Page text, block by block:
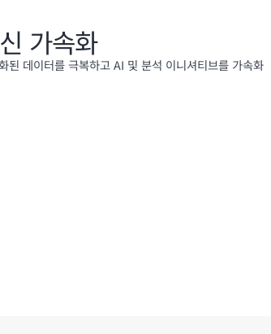
가속화
된 데이터를 극복하고 AI 및 분석 이니셔티브를 가속화